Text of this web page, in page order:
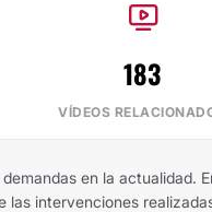
183
VÍDEOS
en la actualidad.
las intervenciones